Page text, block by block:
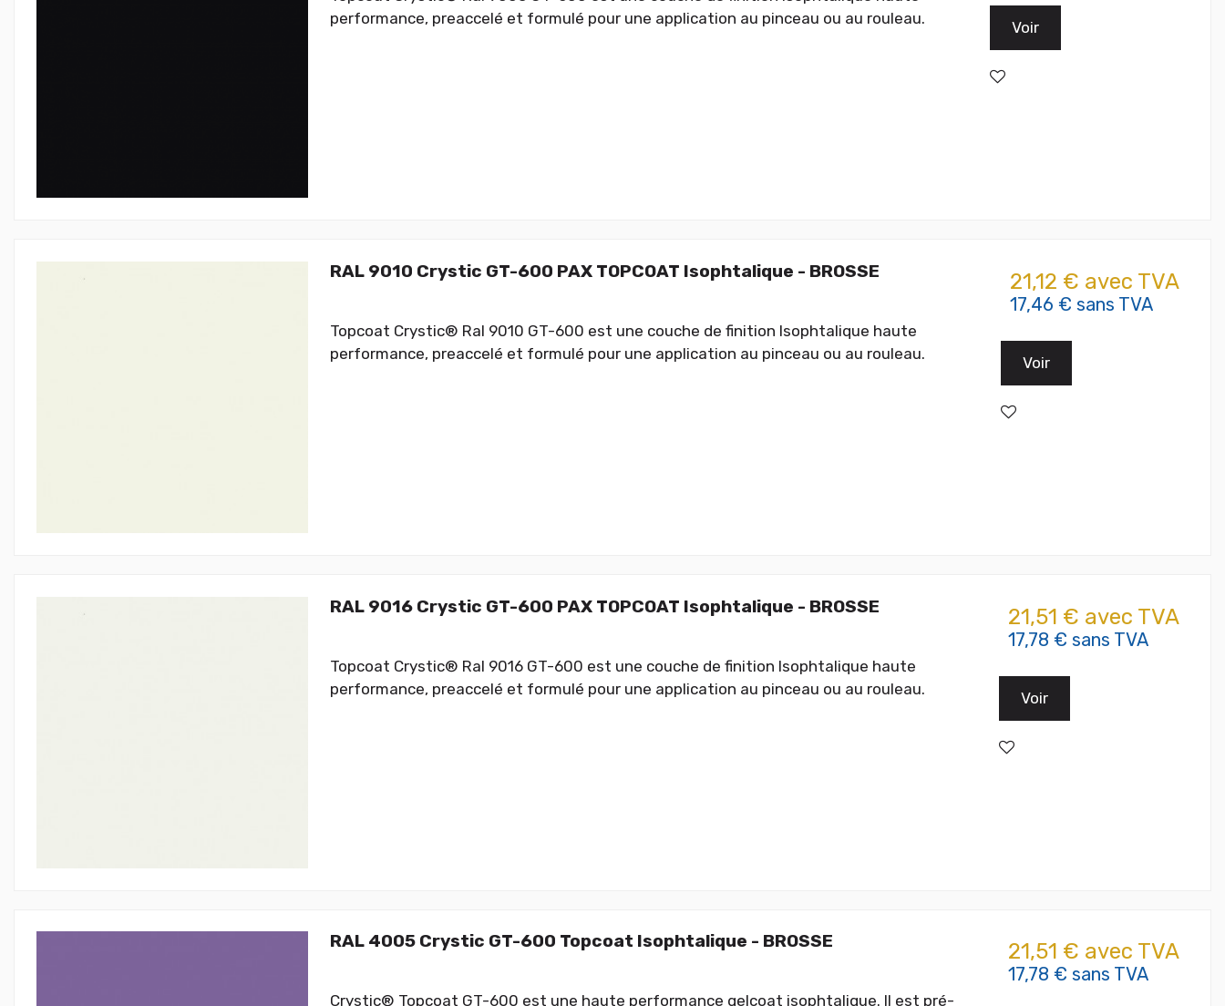
performance, preaccelé et formulé pour une application au pinceau ou au rouleau.
Voir
RAL 9010 Crystic GT-600 PAX TOPCOAT Isophtalique - BROSSE
Topcoat Crystic® Ral 9010 GT-600 est une couche de finition Isophtalique haute
performance, preaccelé et formulé pour une application au pinceau ou au rouleau.
21,12 € avec TVA
17,46 € sans TVA
Voir
RAL 9016 Crystic GT-600 PAX TOPCOAT Isophtalique - BROSSE
Topcoat Crystic® Ral 9016 GT-600 est une couche de finition Isophtalique haute
performance, preaccelé et formulé pour une application au pinceau ou au rouleau.
21,51 € avec TVA
17,78 € sans TVA
Voir
RAL 4005 Crystic GT-600 Topcoat Isophtalique - BROSSE
Crystic® Topcoat GT-600 est une haute performance gelcoat isophtalique. Il est pré-
21,51 € avec TVA
17,78 € sans TVA